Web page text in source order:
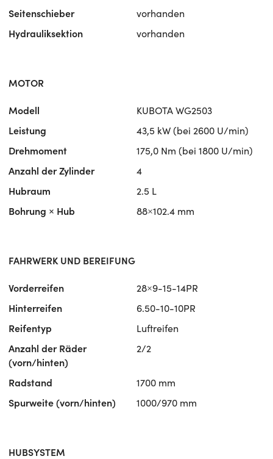
Seitenschieber vorhanden
Hydrauliksektion vorhanden
MOTOR
Modell KUBOTA WG2503
Leistung 43,5 kW (bei 2600 U/min)
Drehmoment 175,0 Nm (bei 1800 U/min)
Anzahl der Zylinder 4
Hubraum 2.5 L
Bohrung × Hub 88×102.4 mm
FAHRWERK UND BEREIFUNG
Vorderreifen 28×9-15-14PR
Hinterreifen 6.50-10-10PR
Reifentyp Luftreifen
Anzahl der Räder
(vorn/hinten)
2/2
Radstand 1700 mm
Spurweite (vorn/hinten) 1000/970 mm
HUBSYSTEM